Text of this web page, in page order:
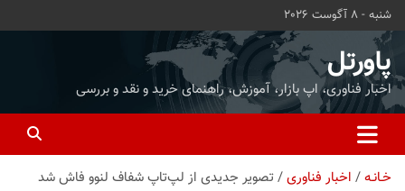
محتوا
بروید
شنبه - 8 آگوست 2026
پاورتل
اخبار فناوری، اپ بازار، آموزش، راهنمای خرید و نقد و بررسی
خـانـه اخبار فناوری تصویر جدیدی از لپ‌تاپ شفاف لنوو فاش شد